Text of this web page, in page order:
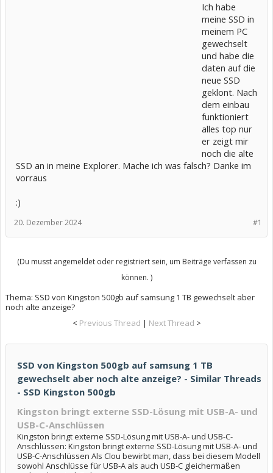
Ich habe
meine SSD in
meinem PC
gewechselt
und habe die
daten auf die
neue SSD
geklont. Nach
dem einbau
funktioniert
alles top nur
er zeigt mir
noch die alte
SSD an in meine Explorer. Mache ich was falsch? Danke im
vorraus
:)
#1
20. Dezember 2024
(Du musst angemeldet oder registriert sein, um Beiträge verfassen zu
können. )
Thema: SSD von Kingston 500gb auf samsung 1 TB gewechselt aber
noch alte anzeige?
< Previous Thread | Next Thread >
SSD von Kingston 500gb auf samsung 1 TB
gewechselt aber noch alte anzeige? - Similar Threads
- SSD Kingston 500gb
Kingston bringt externe SSD-Lösung mit USB-A- und
USB-C-Anschlüssen
Kingston bringt externe SSD-Lösung mit USB-A- und USB-C-
Anschlüssen: Kingston bringt externe SSD-Lösung mit USB-A- und
USB-C-Anschlüssen Als Clou bewirbt man, dass bei diesem Modell
sowohl Anschlüsse für USB-A als auch USB-C gleichermaßen